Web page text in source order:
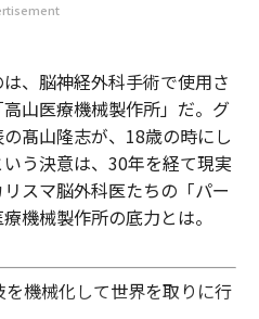
、脳神経外科手術で使用さ
山医療機械製作所」だ。グ
髙山隆志が、18歳の時にし
う決意は、30年を経て現実
スマ脳外科医たちの「パー
機械製作所の底力とは。
を機械化して世界を取りに行